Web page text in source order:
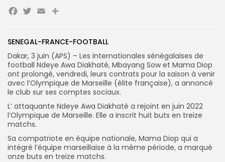
FR
SENEGAL-FRANCE-FOOTBALL
Dakar, 3 juin (APS) – Les internationales sénégalaises de
football Ndeye Awa Diakhaté, Mbayang Sow et Mama Diop
ont prolongé, vendredi, leurs contrats pour la saison à venir
avec l’Olympique de Marseille (élite française), a annoncé
le club sur ses comptes sociaux.
L’ attaquante Ndeye Awa Diakhaté a rejoint en juin 2022
l’Olympique de Marseille. Elle a inscrit huit buts en treize
matchs.
Sa compatriote en équipe nationale, Mama Diop qui a
intégré l’équipe marseillaise à la même période, a marqué
onze buts en treize matchs.
Facebook
Twitter
EmailPartager